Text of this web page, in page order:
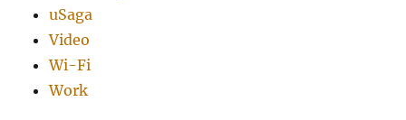
uSaga
Video
Wi-Fi
Work